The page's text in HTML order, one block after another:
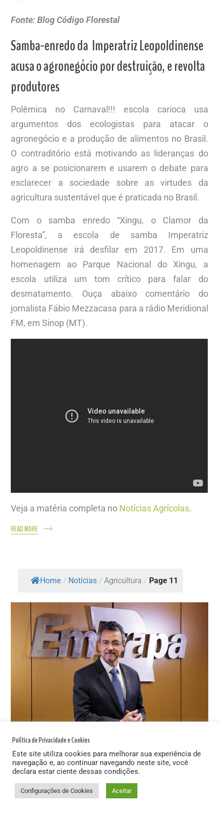
Fonte: Blog Código Florestal
Samba-enredo da Imperatriz Leopoldinense
acusa o agronegócio por destruição, e revolta
produtores
Polêmica no Carnaval!!! escola carioca usa
argumentos dos ecologistas para atacar o
agronegócio e a produção de alimentos no Brasil.
O contraditório está motivando as lideranças do
agro a se posicionarem e usarem o debate para
esclarecer a sociedade sobre as virtudes da
agricultura sustentável que é praticada no Brasil.
Com o samba enredo “Xingu, o Clamor da
Floresta”, a escola de samba Imperatriz
Leopoldinense irá desfilar em 2017. Em uma
homenagem ao Parque Nacional do Xingu, a
escola utiliza um tom crítico para falar do
desmatamento. Ouça abaixo comentário do
jornalista Fábio Mezzacasa para a rádio Meridional
FM, em Sinop (MT).
Veja a matéria completa no Notícias Agrícolas.
READ MORE
Home / Notícias / Agricultura / Page 11
11 de janeiro de 2017
byAssessoria de Comunicação Agricultura
O Futuro da agricultura
Política de Privacidade e Cookies
Este site utiliza cookies para melhorar sua experiência de
navegação e, ao continuar navegando neste site, você
declara estar ciente dessas condições.
Configurações de Cookies Aceitar